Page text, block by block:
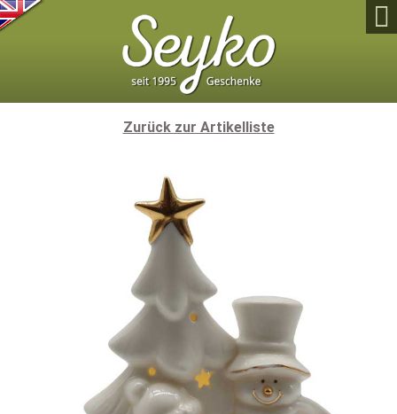

Zurück zur Artikelliste